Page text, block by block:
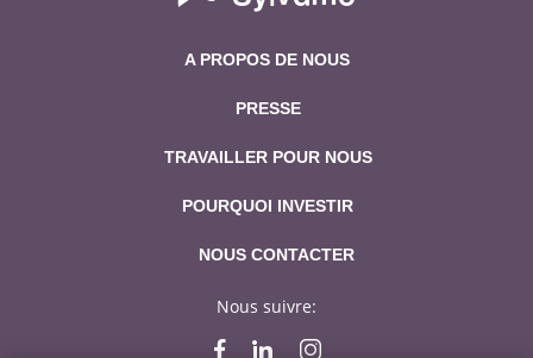
A PROPOS DE NOUS
PRESSE
TRAVAILLER POUR NOUS
POURQUOI INVESTIR
NOUS CONTACTER
Nous suivre: